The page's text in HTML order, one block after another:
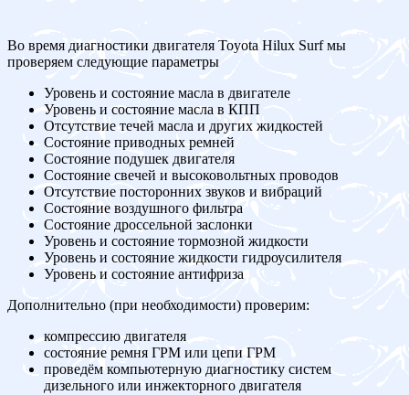
Во время диагностики двигателя Toyota Hilux Surf мы
проверяем следующие параметры
Уровень и состояние масла в двигателе
Уровень и состояние масла в КПП
Отсутствие течей масла и других жидкостей
Состояние приводных ремней
Состояние подушек двигателя
Состояние свечей и высоковольтных проводов
Отсутствие посторонних звуков и вибраций
Состояние воздушного фильтра
Состояние дроссельной заслонки
Уровень и состояние тормозной жидкости
Уровень и состояние жидкости гидроусилителя
Уровень и состояние антифриза
Дополнительно (при необходимости) проверим:
компрессию двигателя
состояние ремня ГРМ или цепи ГРМ
проведём компьютерную диагностику систем
дизельного или инжекторного двигателя